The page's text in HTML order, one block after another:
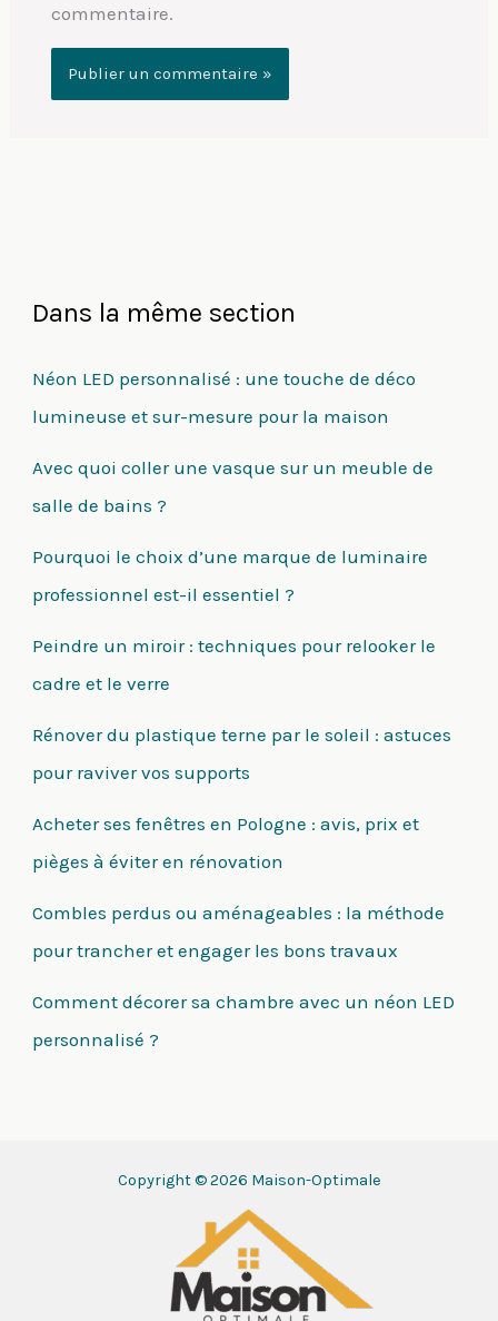
commentaire.
Dans la même section
Néon LED personnalisé : une touche de déco
lumineuse et sur-mesure pour la maison
Avec quoi coller une vasque sur un meuble de
salle de bains ?
Pourquoi le choix d’une marque de luminaire
professionnel est-il essentiel ?
Peindre un miroir : techniques pour relooker le
cadre et le verre
Rénover du plastique terne par le soleil : astuces
pour raviver vos supports
Acheter ses fenêtres en Pologne : avis, prix et
pièges à éviter en rénovation
Combles perdus ou aménageables : la méthode
pour trancher et engager les bons travaux
Comment décorer sa chambre avec un néon LED
personnalisé ?
Copyright © 2026 Maison-Optimale